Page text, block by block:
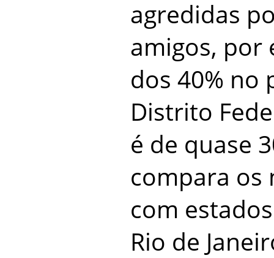
agredidas
amigos, por
dos 40% no
Distrito
é de quase
compara os
com
Rio de